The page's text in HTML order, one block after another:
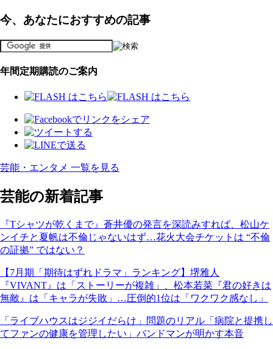
今、あなたにおすすめの記事
年間定期購読のご案内
芸能・エンタメ 一覧を見る
芸能の新着記事
『Tシャツが乾くまで』蒼井優の発言を深読みすれば、松山ケ
ンイチと夏帆は不倫じゃないはず…花火大会チケットは “不倫
の証拠” ではない？
【7月期「期待はずれドラマ」ランキング】堺雅人
『VIVANT』は「ストーリーが複雑」、松本若菜『君の好きは
無敵』は「キャラが失敗」…圧倒的1位は「ワクワク感なし」
「ライブハウスはジジイだらけ」問題のリアル「病院と提携し
てファンの健康を管理したい」バンドマンが明かす本音